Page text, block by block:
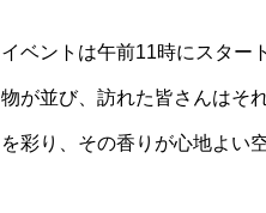
イベントは午前11時にスター
物が並び、訪れた皆さんはそ
を彩り、その香りが心地よい